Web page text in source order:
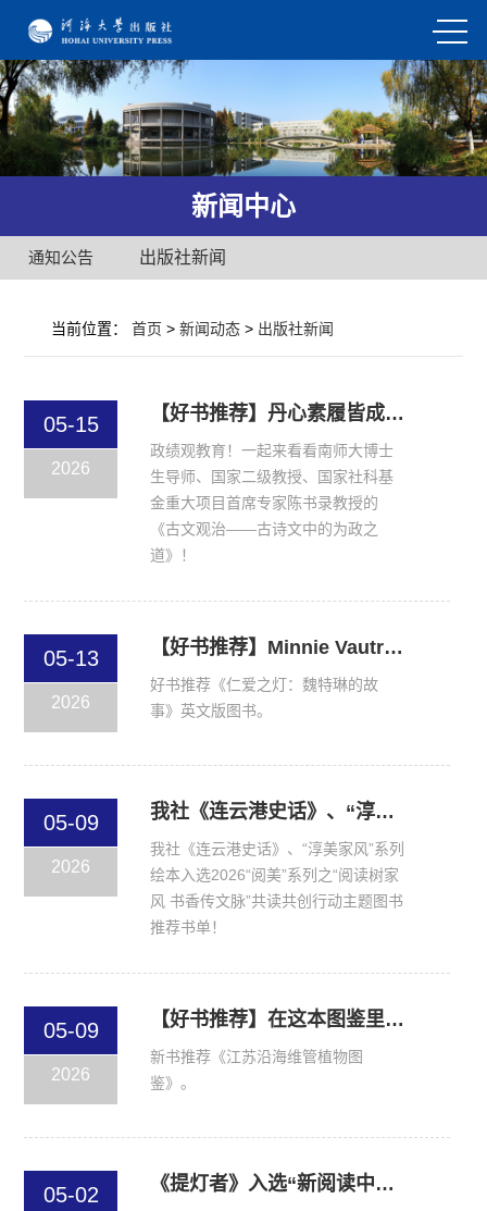
新闻中心
通知公告 出版社新闻
当前位置：首页 >新闻动态 > 出版社新闻
05-15
2026
【好书推荐】丹心素履皆成镜，漫将诗心照古今
政绩观教育！一起来看看南师大博士
生导师、国家二级教授、国家社科基
金重大项目首席专家陈书录教授的
《古文观治——古诗文中的为政之
道》！
05-13
2026
【好书推荐】Minnie Vautrin: Her lamp of compassion burned through the darkest nights
好书推荐《仁爱之灯：魏特琳的故
事》英文版图书。
05-09
2026
我社《连云港史话》、“淳美家风”系列绘本入选2026“阅美”系列之“阅读树家风 书香传文脉”共读共创行动主题图书推荐书单！
我社《连云港史话》、“淳美家风”系列
绘本入选2026“阅美”系列之“阅读树家
风 书香传文脉”共读共创行动主题图书
推荐书单！
05-09
2026
【好书推荐】在这本图鉴里，与海岸植物相遇
新书推荐《江苏沿海维管植物图
鉴》。
05-02 《提灯者》入选“新阅读中国童书榜”年度最佳童书（共10种）